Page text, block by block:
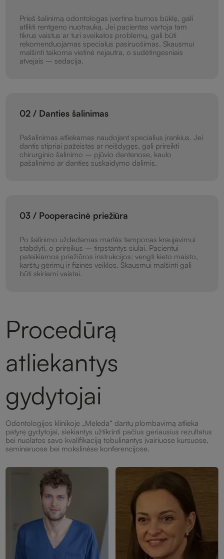
Prieš šalinimą odontologas įvertina burnos būklę, gali
atlikti rentgeno nuotrauką. Jei pacientas vartoja tam
tikrus vaistus ar turi sveikatos problemų, gali būti
rekomenduojamas specialus pasiruošimas. Skausmui
malšinti taikoma vietinė nejautra, o sudėtingesniais
atvejais – sedacija.
02 / Danties šalinimas
Pašalinimas atliekamas naudojant specialius įrankius. Jei
dantis stipriai pažeistas ar neišdygęs, gali prireikti
chirurginio šalinimo – pjūvio dantenose, kaulo
pašalinimo ar danties suskaidymo dalimis.
03 / Pooperacinė priežiūra
Po šalinimo uždedamas marlės tamponas kraujavimui
stabdyti, o prireikus – tirpstantys siūlai. Pacientui
pateikiamos priežiūros instrukcijos: vengti kieto maisto,
karštų gėrimų ir fizinės veiklos. Skausmui malšinti gali
būti skiriami vaistai.
Procedūrą
atliekantys
gydytojai
Odontologijos klinikoje „Meleda“ dantų plombavimą atlieka
patyrę gydytojai, siekiantys užtikrinti pačius geriausius rezultatus
bei nuolatos savo kvalifikaciją tobulinantys įvairiuose kursuose,
seminaruose bei mokslinėse konferencijose.